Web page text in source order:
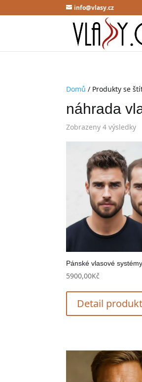
info@vlasy.cz
Domů / Produkty se
náhrada
Zobrazeny 4 výsledky
Pánské vlasové
5900,00Kč
Detail